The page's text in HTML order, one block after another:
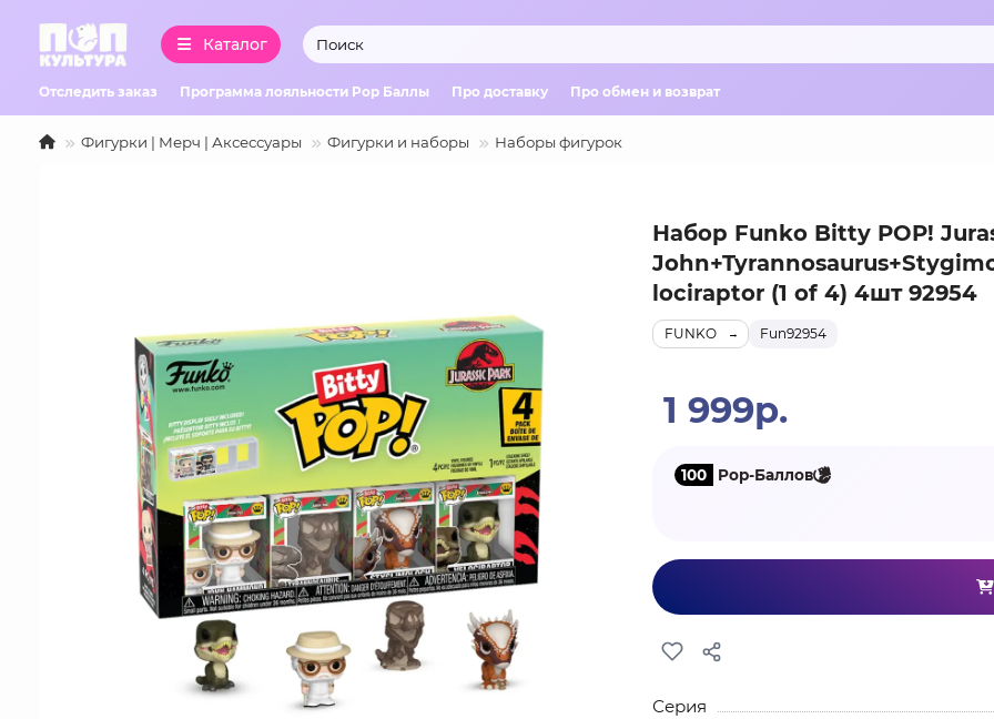
Каталог
Отследить заказ Программа лояльности Pop Баллы Про доставку Про обмен и возврат
Фигурки | Мерч | Аксессуары Фигурки и наборы Наборы фигурок
Набор Funko Bitty POP!
lociraptor (1 of 4) 4шт 92954
Fun92954
FUNKO
1 999р.
100 Pop-Баллов
Серия